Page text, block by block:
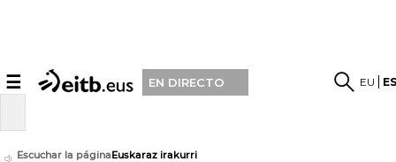
☰ EN DIRECTO EU
Escuchar la páginaEuskaraz irakurri